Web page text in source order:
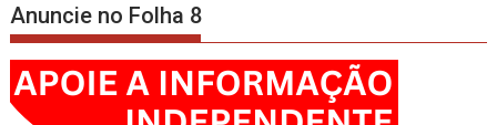
Anuncie no Folha 8